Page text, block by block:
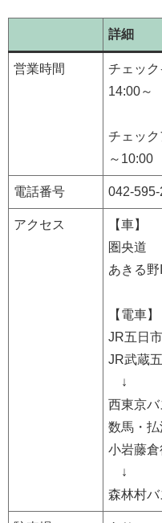
詳細
営業時間
チェック
14:00～
チェック
～10:00
電話番号 042-
アクセス
【車】
圏央道
あきる
【電車】
JR五日
JR武蔵
↓
西東京バ
数馬・
小岩藤倉
↓
森林村